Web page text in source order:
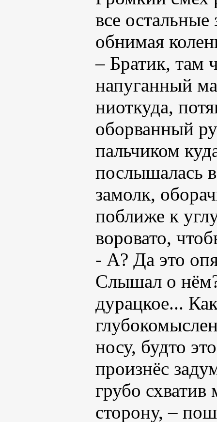
все
обнимая
– Братик, там
напуганный
ниоткуда,
оборванный
пальчиком
послышалась
замолк,
поближе к
воровато,
- А? Да это
Слышал о
дурацкое...
носу, будто
произнёс
грубо схватив
сторону, –